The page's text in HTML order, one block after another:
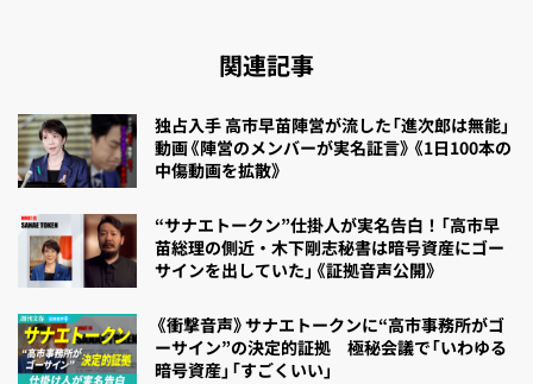
関連記事
独占入手 高市早苗陣営が流した「進次郎は無能」
動画《陣営のメンバーが実名証言》《1日100本の
中傷動画を拡散》
“サナエトークン”仕掛人が実名告白！「高市早
苗総理の側近・木下剛志秘書は暗号資産にゴー
サインを出していた」《証拠音声公開》
《衝撃音声》サナエトークンに“高市事務所がゴ
ーサイン”の決定的証拠 極秘会議で「いわゆる
暗号資産」「すごくいい」